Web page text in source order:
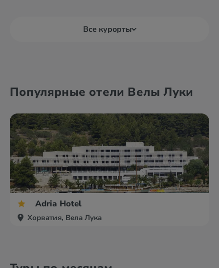
Все курорты
Биоград Водице
Популярные отели Велы Луки
Adria Hotel
Хорватия, Вела Лука